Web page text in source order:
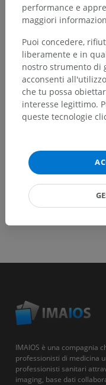
Hai notato un
Non esitare a
un miglioramento
IMAIOS è una compagnia
professionisti di medicina
professionisti sanitari
imaging, base dati
performance e
maggiori
Puoi concedere,
liberamente e in
nostro strumento di
acconsenti
che tu possa
interesse legittimo.
queste tecnologie